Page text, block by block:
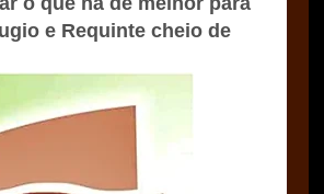
e Requinte cheio de